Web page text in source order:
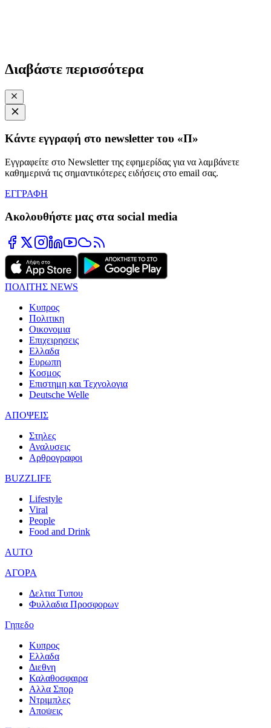
Διαβάστε περισσότερα
Κάντε εγγραφή στο newsletter του «Π»
Εγγραφείτε στο Newsletter της εφημερίδας για να λαμβάνετε
καθημερινά τις σημαντικότερες ειδήσεις στο email σας.
ΕΓΓΡΑΦΗ
Ακολουθήστε μας στα social media
ΠΟΛΙΤΗΣ NEWS
Κυπρος
Πολιτικη
Οικονομια
Επιχειρησεις
Ελλαδα
Ευρωπη
Κοσμος
Επιστημη και Τεχνολογια
Deutsche Welle
ΑΠΟΨΕΙΣ
Στηλες
Αναλυσεις
Αρθρογραφοι
BUZZLIFE
Lifestyle
Viral
People
Food and Drink
AUTO
ΑΓΟΡΑ
Δελτια Τυπου
Φυλλαδια Προσφορων
Γηπεδο
Κυπρος
Ελλαδα
Διεθνη
Καλαθοσφαιρα
Αλλα Σπορ
Ντριμπλες
Αποψεις